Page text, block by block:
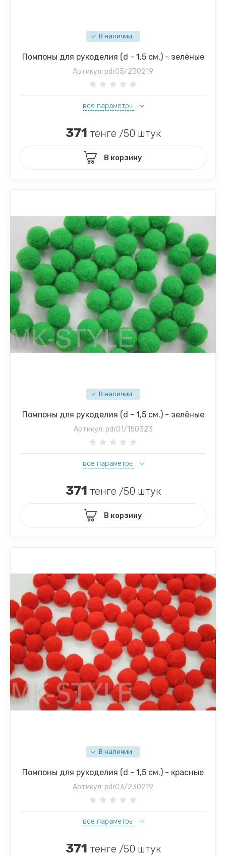
В наличии
Помпоны для рукоделия (d - 1,5 см.) - зелёные
Артикул: pdr05/230219
все параметры
371 тенге /50 штук
В корзину
В наличии
Помпоны для рукоделия (d - 1,5 см.) - зелёные
Артикул: pdr01/150323
все параметры
371 тенге /50 штук
В корзину
В наличии
Помпоны для рукоделия (d - 1,5 см.) - красные
Артикул: pdr03/230219
все параметры
371 тенге /50 штук